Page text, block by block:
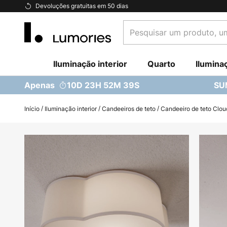
Devoluções gratuitas em 50 dias
Ir
Conteúdo
um
uma
categoria...
Iluminação interior Quarto
Apenas 10D 23H 52M 38S
Início Iluminação interior Candeeiros de teto Candeeiro de teto